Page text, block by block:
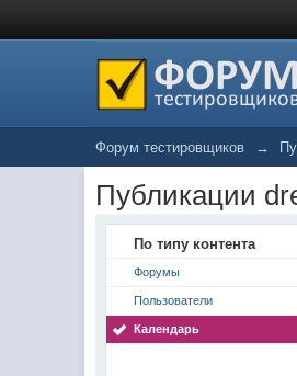
Форум тестировщиков →
Публикации
По типу контента
Форумы
Пользователи
Календарь